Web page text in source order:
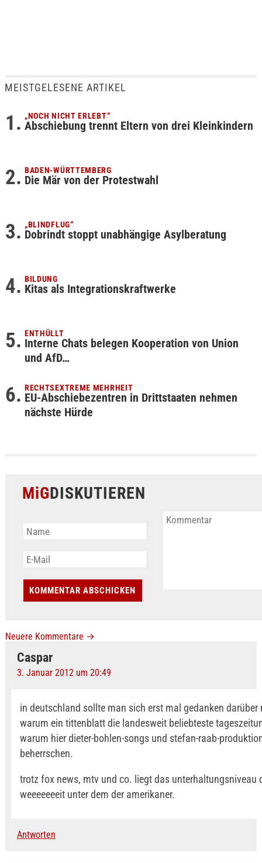
MEISTGELESENE ARTIKEL
„NOCH NICHT ERLEBT“
Abschiebung trennt Eltern von drei Kleinkindern
BADEN-WÜRTTEMBERG
Die Mär von der Protestwahl
„BLINDFLUG“
Dobrindt stoppt unabhängige Asylberatung
BILDUNG
Kitas als Integrationskraftwerke
ENTHÜLLT
Interne Chats belegen Kooperation von Union
und AfD…
RECHTSEXTREME MEHRHEIT
EU-Abschiebezentren in Drittstaaten nehmen
nächste Hürde
MiGDISKUTIEREN
Neuere Kommentare →
Caspar
3. Januar 2012 um 20:49
in deutschland sollte man sich erst mal gedanken darüber
warum ein tittenblatt die landesweit beliebteste
warum hier dieter-bohlen-songs und stefan-raab-
beherrschen.
trotz fox news, mtv und co. liegt das unterhaltungsniveau
weeeeeeeit unter dem der amerikaner.
Antworten